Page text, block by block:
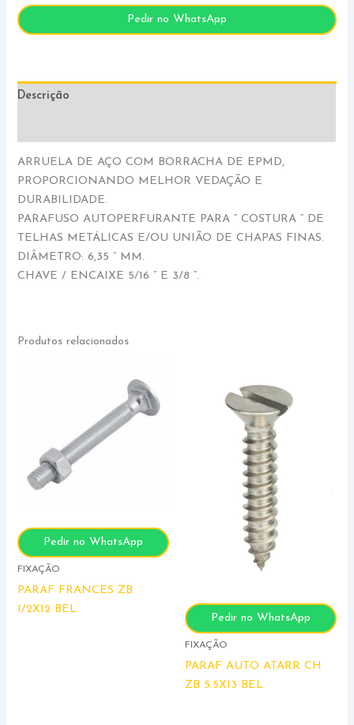
Pedir no WhatsApp
Descrição
ARRUELA DE AÇO COM BORRACHA DE EPMD,
PROPORCIONANDO MELHOR VEDAÇÃO E
DURABILIDADE.
PARAFUSO AUTOPERFURANTE PARA ” COSTURA ” DE
TELHAS METÁLICAS E/OU UNIÃO DE CHAPAS FINAS.
DIÂMETRO: 6,35 ” MM.
CHAVE / ENCAIXE 5/16 ” E 3/8 “.
Produtos relacionados
Pedir no WhatsApp
FIXAÇÃO
PARAF FRANCES ZB
1/2X12 BEL
Pedir no WhatsApp
FIXAÇÃO
PARAF AUTO ATARR CH
ZB 5.5X13 BEL